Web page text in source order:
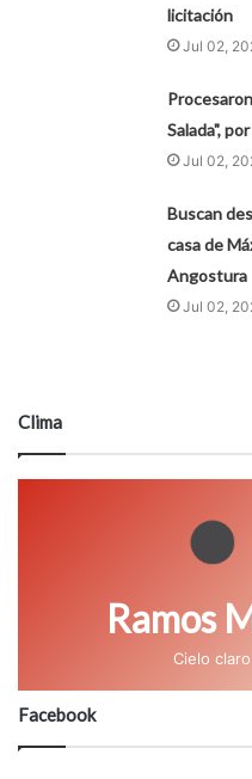
licitación
Jul 02,
Salada",
Jul 02,
Buscan
casa de
Angostura
Jul 02,
Clima
Ramos
Cielo claro
Facebook